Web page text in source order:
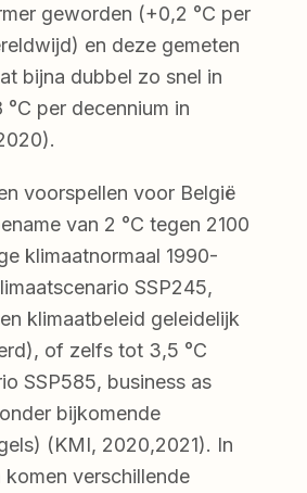
geworden (+0,2 °C per
en deze gemeten
bijna dubbel zo snel in
per decennium in
voorspellen voor België
van 2 °C tegen 2100
klimaatnormaal 1990-
SSP245,
klimaatbeleid geleidelijk
of zelfs tot 3,5 °C
SSP585, business as
bijkomende
(KMI, 2020,2021). In
komen verschillende